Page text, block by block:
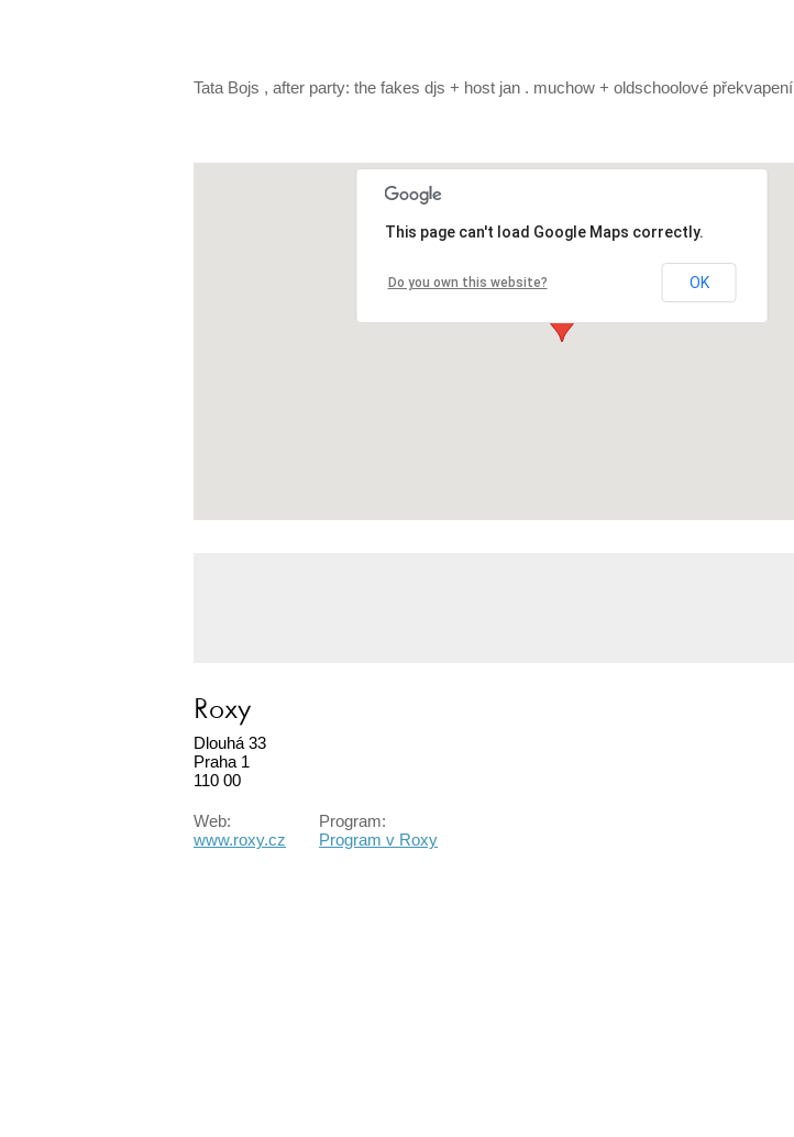
Tata Bojs , after party: the fakes djs + host jan . muchow + oldschoolové překvapení
This page can't load Google Maps correctly.
Do you own this website? OK
Roxy
Dlouhá 33
Praha 1
110 00
Web:
www.roxy.cz
Program:
Program v Roxy